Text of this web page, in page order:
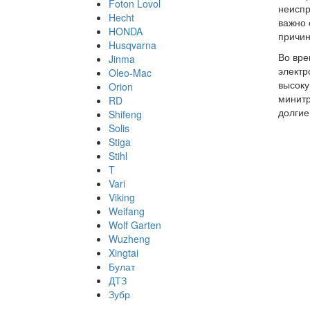
Foton Lovol
Hecht
HONDA
Husqvarna
Jinma
Oleo-Mac
Orion
RD
Shifeng
Solis
Stiga
Stihl
T
Vari
Viking
Weifang
Wolf Garten
Wuzheng
Xingtai
Булат
ДТЗ
Зубр
важно
Во